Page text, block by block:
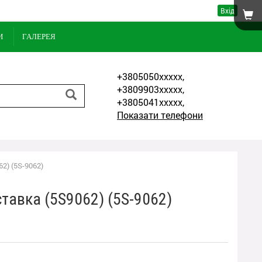
Вхід
ГАЛЕРЕЯ
+3805050xxxxx,
+3809903xxxxx,
+3805041xxxxx,
Показати телефони
(5S-9062)
(5S9062) (5S-9062)